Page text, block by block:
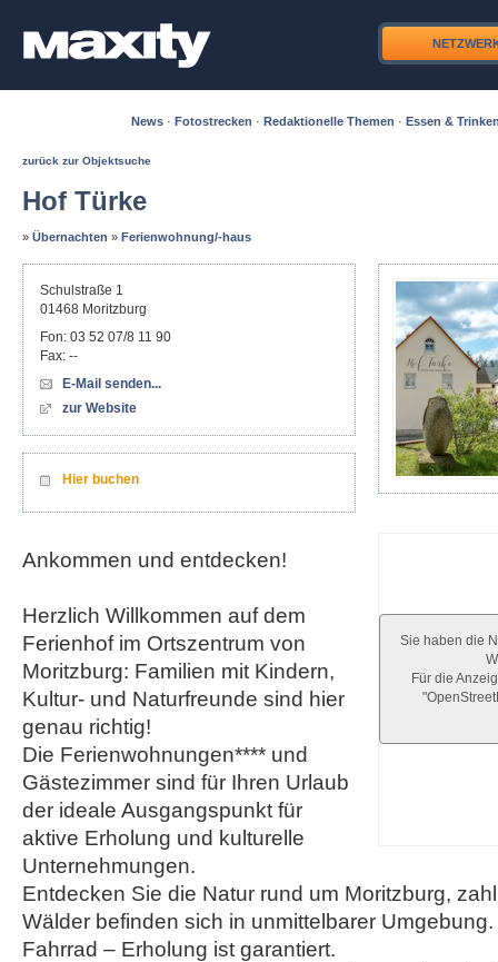
News · Fotostrecken · Redaktionelle Themen · Essen &
zurück zur Objektsuche
Hof Türke
» Übernachten » Ferienwohnung/-haus
Sie haben die
Für die
Schulstraße 1
01468 Moritzburg
Fon: 03 52 07/8 11 90
Fax: --
E-Mail senden...
zur Website
Hier buchen
Ankommen und entdecken!
Herzlich Willkommen auf dem
Ferienhof im Ortszentrum von
Moritzburg: Familien mit Kindern,
Kultur- und Naturfreunde sind hier
genau richtig!
Die Ferienwohnungen**** und
Gästezimmer sind für Ihren Urlaub
der ideale Ausgangspunkt für
aktive Erholung und kulturelle
Unternehmungen.
Entdecken Sie die Natur rund um Moritzburg,
Wälder befinden sich in unmittelbarer
Fahrrad – Erholung ist garantiert.